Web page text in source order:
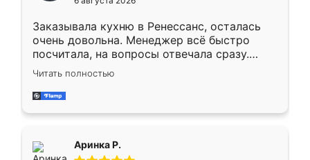
мебели буду заказывать только здесь.
Заказывала кухню в Ренессанс, осталась
очень довольна. Менеджер всё быстро
посчитала, на вопросы отвечала сразу.
Замерщик приехал в субботу, подошёл к
делу со всей ответственностью. Собрали
за день, ребята работали аккуратно, даже
Читать полностью
Аринка Р.